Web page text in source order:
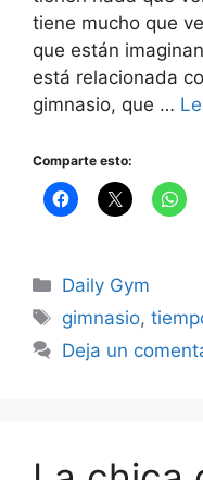
tiene mucho que
que están
está relacionada
gimnasio, que …
Comparte esto:
Categorías
Daily Gym
Etiquetas
gimnasio,
Deja un